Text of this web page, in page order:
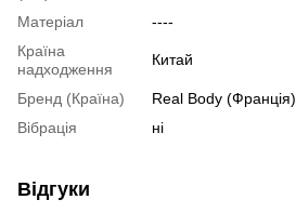
Матеріал
----
Країна
надходження
Китай
Бренд (Країна)
Real Body (Франція)
Вібрація
ні
Відгуки